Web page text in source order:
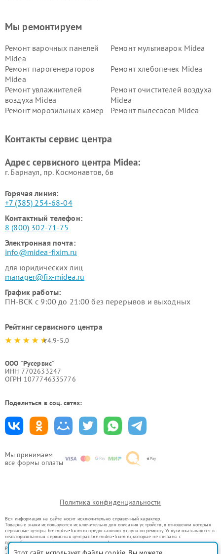
Мы принимаем
все формы оплаты
Мы ремонтируем
Ремонт варочных панелей
Midea
Ремонт мультиварок Midea
Ремонт парогенераторов
Midea
Ремонт хлебопечек Midea
Ремонт увлажнителей
воздуха Midea
Ремонт очистителей воздуха
Midea
Ремонт морозильных камер
Ремонт пылесосов Midea
пылесосов Midea
Midea
Контакты сервис центра
Адрес сервисного центра Midea:
г. Барнаул, ​пр. Космонавтов, 6в
Горячая линия:
+7 (385) 254-68-04
Контактный телефон:
8 (800) 302-71-75
Электронная почта:
info@midea-fixim.ru
для юридических лиц
manager@fix-midea.ru
График работы:
ПН-ВСК с 9:00 до 21:00 без перерывов и выходных
Рейтинг сервисного центра
4.9-5.0
ООО "Русервис"
ИНН 7702633247
ОГРН 1077746335776
Поделиться в соц. сетях:
Политика конфиденциальности
Вся информация на сайте носит исключительно справочный характер.
Товарные знаки используются исключительно для описания устройств, в отношении которых
сервисные центры brn.midea-fixim.ru предоставляют услуги по ремонту. Услуги оказываются в
неавторизованных сервисных центрах brn.midea-fixim.ru, которые не связаны с
правообладателями товарных знаков или их официальными представителями.
Ремонт осуществляется для устройств, уже введенных в гражданский оборот в соответствии